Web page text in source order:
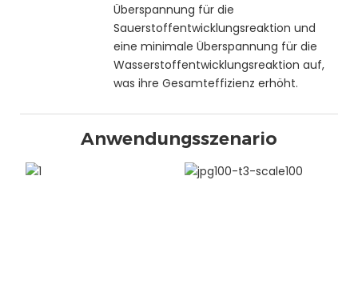
Überspannung für die
Sauerstoffentwicklungsreaktion und
eine minimale Überspannung für die
Wasserstoffentwicklungsreaktion auf,
was ihre Gesamteffizienz erhöht.
Anwendungsszenario